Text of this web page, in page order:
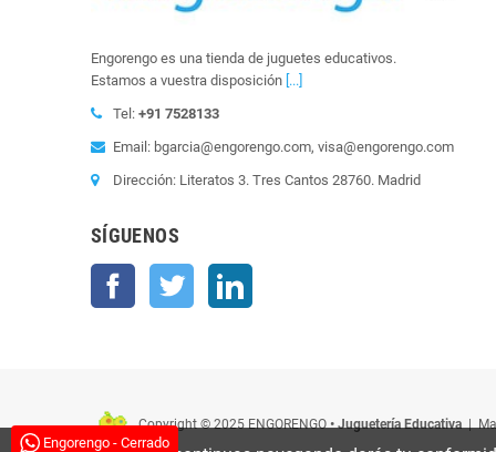
Engorengo es una tienda de juguetes educativos.
Estamos a vuestra disposición [...]
Tel: +91 7528133
Email: bgarcia@engorengo.com, visa@engorengo.com
Dirección: Literatos 3. Tres Cantos 28760. Madrid
SÍGUENOS
Facebook Twitter
Copyright © 2025 ENGORENGO• Juguetería Educativa|
Engorengo - Cerrado